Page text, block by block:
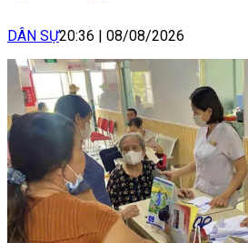
DÂN SỰ20:36 | 08/08/2026